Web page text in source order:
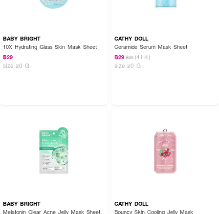
BABY BRIGHT
10X Hydrating Glass Skin Mask Sheet
฿29
size 20 G
CATHY DOLL
Ceramide Serum Mask Sheet
฿29 ฿49 (41%)
size 20 G
BABY BRIGHT
Melatonin Clear Acne Jelly Mask Sheet
CATHY DOLL
Bouncy Skin Cooling Jelly Mask